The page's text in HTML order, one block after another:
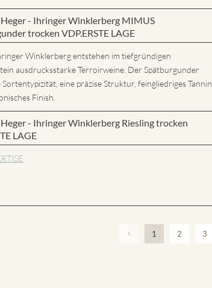
- Ihringer Winklerberg MIMUS
trocken VDP.ERSTE LAGE
Winklerberg entstehen im tiefgründigen
ausdrucksstarke Terroirweine. Der Spätburgunder
Sortentypizität, eine präzise Struktur, feingliedriges Tannin
Finish.
- Ihringer Winklerberg Riesling trocken
LAGE
1 2 3